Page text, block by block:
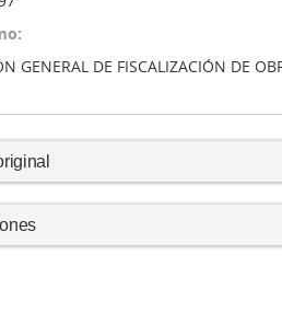
GENERAL DE FISCALIZACIÓN DE